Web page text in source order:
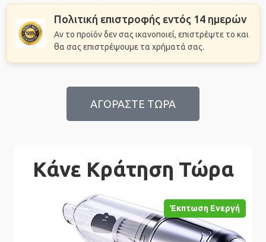
Πολιτική επιστροφής εντός 14 ημερών
Αν το προϊόν δεν σας ικανοποιεί, επιστρέψτε το και
θα σας επιστρέψουμε τα χρήματά σας.
ΑΓΟΡΑΣΤΕ ΤΩΡΑ
Κάνε Κράτηση Τώρα
Έκπτωση Ενεργή